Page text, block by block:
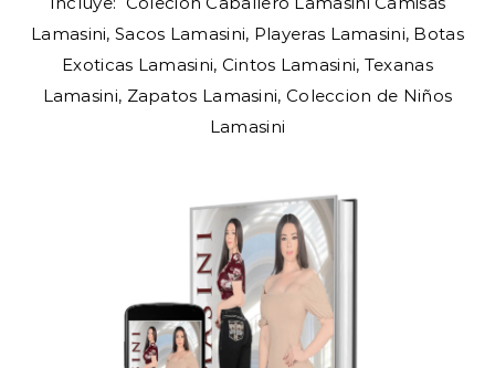
Lamasini, Sacos Lamasini, Playeras Lamasini, Botas
Exoticas Lamasini, Cintos Lamasini, Texanas
Lamasini, Zapatos Lamasini, Coleccion de Niños
Lamasini